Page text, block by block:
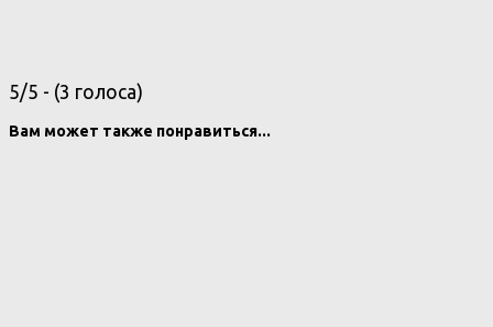
5/5 - (3 голоса)
Вам может также понравиться...